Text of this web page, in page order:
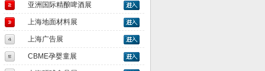
亚洲国际精酿啤酒展
上海地面材料展
上海广告展
CBME孕婴童展